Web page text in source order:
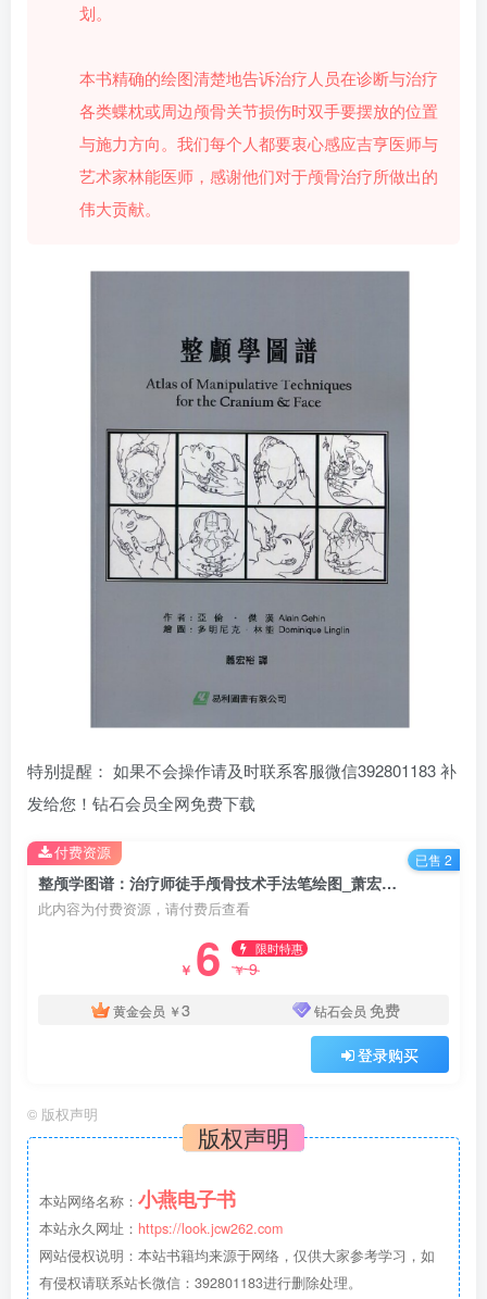
划。
本书精确的绘图清楚地告诉治疗人员在诊断与治疗
各类蝶枕或周边颅骨关节损伤时双手要摆放的位置
与施力方向。我们每个人都要衷心感应吉亨医师与
艺术家林能医师，感谢他们对于颅骨治疗所做出的
伟大贡献。
特别提醒： 如果不会操作请及时联系客服微信392801183 补
发给您！钻石会员全网免费下载
整颅学图谱：治疗师徒手颅骨技术手法笔绘图_萧宏裕.PDF电子书下载
此内容为付费资源，请付费后查看
￥ 6 限时特惠
￥9
黄金会员 ￥3 钻石会员 免费
登录购买
付费资源 已售 2
© 版权声明
版权声明
本站网络名称： 小燕电子书
本站永久网址： https://look.jcw262.com
网站侵权说明：本站书籍均来源于网络，仅供大家参考学习，如
有侵权请联系站长微信：392801183进行删除处理。